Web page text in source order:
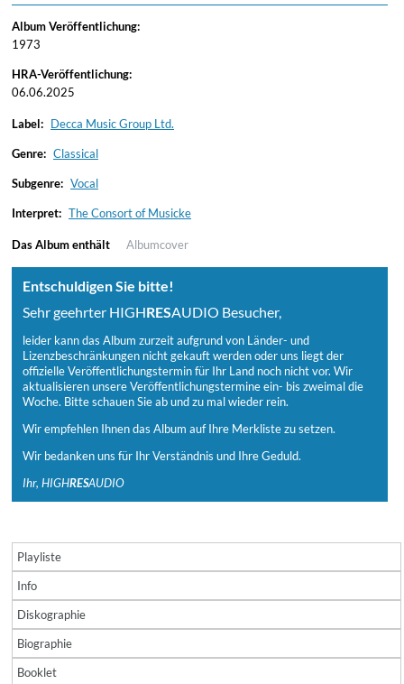
Album Veröffentlichung:
1973
HRA-Veröffentlichung:
06.06.2025
Label: Decca Music Group Ltd.
Genre: Classical
Subgenre: Vocal
Interpret: The Consort of Musicke
Das Album enthält Albumcover
Entschuldigen Sie bitte!
Sehr geehrter HIGHRESAUDIO Besucher,
leider kann das Album zurzeit aufgrund von Länder- und
Lizenzbeschränkungen nicht gekauft werden oder uns liegt der
offizielle Veröffentlichungstermin für Ihr Land noch nicht vor. Wir
aktualisieren unsere Veröffentlichungstermine ein- bis zweimal die
Woche. Bitte schauen Sie ab und zu mal wieder rein.
Wir empfehlen Ihnen das Album auf Ihre Merkliste zu setzen.
Wir bedanken uns für Ihr Verständnis und Ihre Geduld.
Ihr, HIGHRESAUDIO
Playliste
Info
Diskographie
Biographie
Booklet